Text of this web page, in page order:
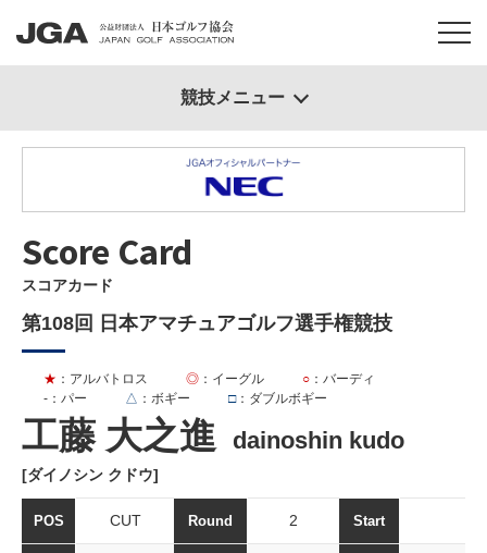
Score Card
スコアカード
第108回 日本アマチュアゴルフ選手権競技
工藤 大之進 dainoshin kudo
[ダイノシン クドウ]
★ ：アルバトロス ◎ ：イーグル ○ ：バーディ
- ：パー △ ：ボギー □：ダブルボギー
POS CUT Round 2 Start
競技メニュー